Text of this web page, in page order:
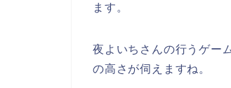
ます。
夜よいちさんの行うゲー
の高さが伺えますね。